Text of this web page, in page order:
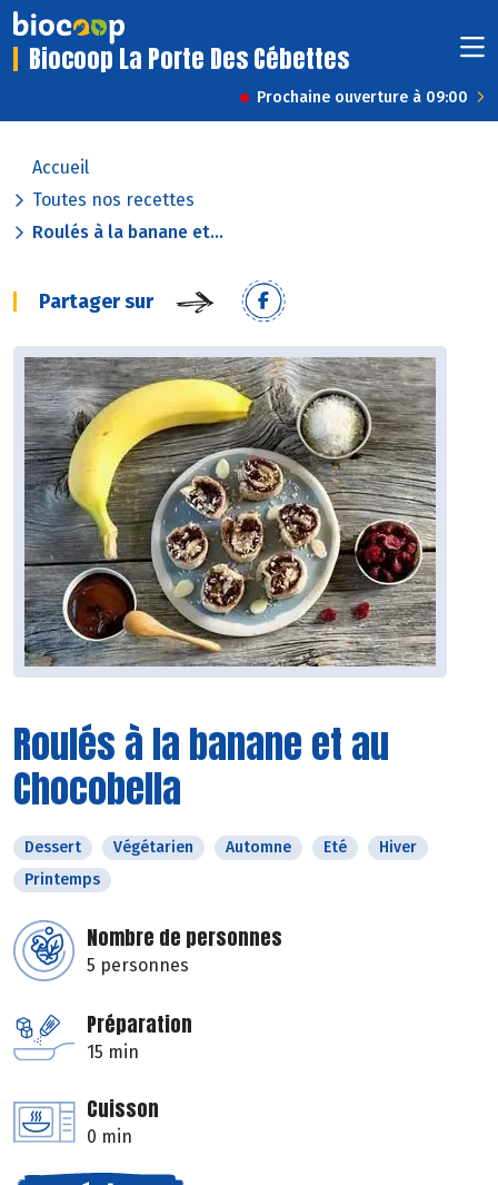
Biocoop La Porte Des Cébettes
Prochaine ouverture à 09:00
Accueil
Toutes nos recettes
Roulés à la banane et...
Partager sur
Roulés à la banane et au
Chocobella
Dessert Végétarien Automne Eté
Hiver
Printemps
Nombre de personnes
5 personnes
Préparation
15 min
Cuisson
0 min